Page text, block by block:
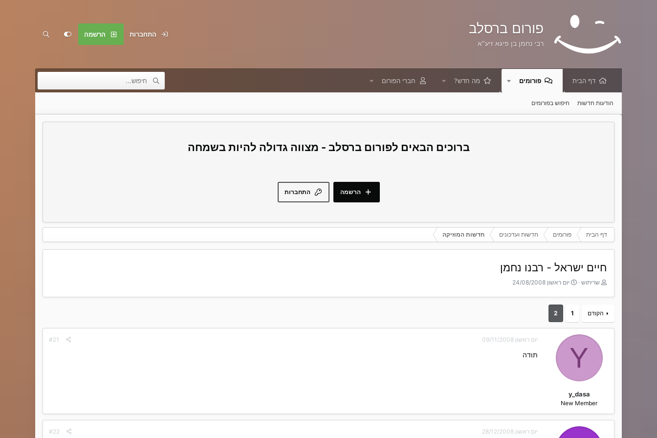
פורום ברסלב
רבי נחמן בן פיגא זיע"א
התחברות הרשמה
דף הבית פורומים מה חדש? חברי הפורום
הודעות חדשות חיפוש בפורומים
פורום ברסלב - מצווה גדולה להיות בשמחה
התחברות הרשמה
דף הבית פורומים חדשות ועדכונים חדשות המוזיקה
חיים ישראל - רבנו נחמן
T
r
a
t
t
שריתוש
ת
ר
ת
יום ראשון 24/08/2008
הקודם 1
2
Y
y_dasa
New Member
יום ראשון 09/11/2008 #21
תודה
יום ראשון 28/12/2008 #22